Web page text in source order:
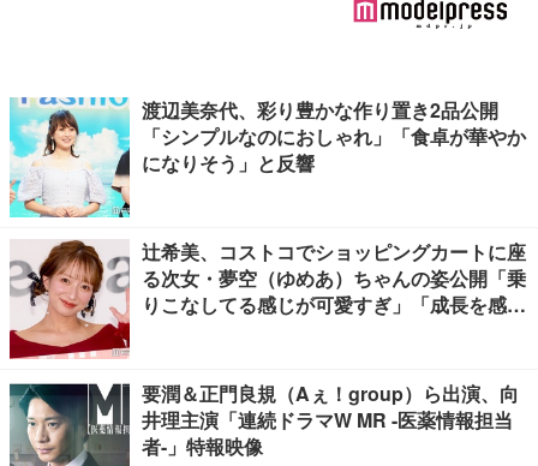
渡辺美奈代、彩り豊かな作り置き2品公開
「シンプルなのにおしゃれ」「食卓が華やか
になりそう」と反響
辻希美、コストコでショッピングカートに座
る次女・夢空（ゆめあ）ちゃんの姿公開「乗
りこなしてる感じが可愛すぎ」「成長を感じ
要潤＆正門良規（Aぇ！group）ら出演、向
井理主演「連続ドラマW MR -医薬情報担当
者-」特報映像